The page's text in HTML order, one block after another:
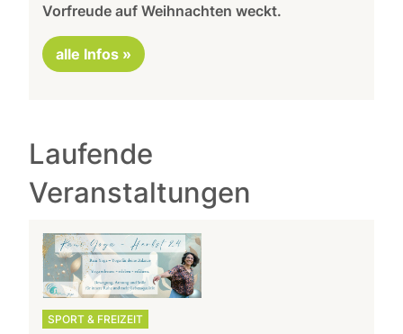
Vorfreude auf Weihnachten weckt.
alle Infos »
Laufende
Veranstaltungen
SPORT & FREIZEIT